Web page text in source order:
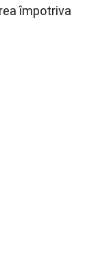
împotriva